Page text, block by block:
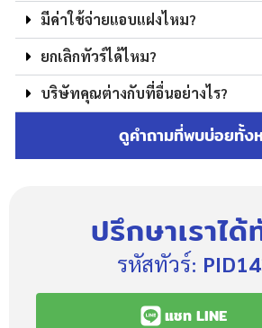
มีค่าใช้จ่ายแอบแฝงไหม?
ยกเลิกทัวร์ได้ไหม?
บริษัทคุณต่างกับที่อื่นอย่างไร?
ดูคำถามที่พบบ่อยทั้ง
ปรึกษาเราไ
รหัสทัวร์:
แชท LINE